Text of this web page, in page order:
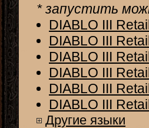
* запустить
DIABLO III
DIABLO III
DIABLO III
DIABLO III
DIABLO III
DIABLO III
Другие языки